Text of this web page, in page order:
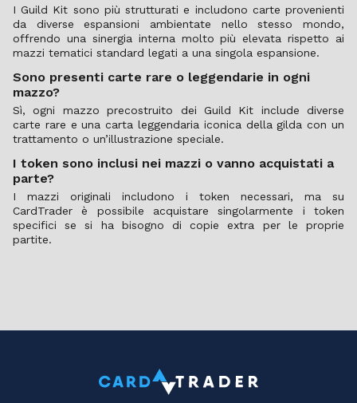
I Guild Kit sono più strutturati e includono carte provenienti
da diverse espansioni ambientate nello stesso mondo,
offrendo una sinergia interna molto più elevata rispetto ai
mazzi tematici standard legati a una singola espansione.
Sono presenti carte rare o leggendarie in ogni
mazzo?
Sì, ogni mazzo precostruito dei Guild Kit include diverse
carte rare e una carta leggendaria iconica della gilda con un
trattamento o un’illustrazione speciale.
I token sono inclusi nei mazzi o vanno acquistati a
parte?
I mazzi originali includono i token necessari, ma su
CardTrader è possibile acquistare singolarmente i token
specifici se si ha bisogno di copie extra per le proprie
partite.